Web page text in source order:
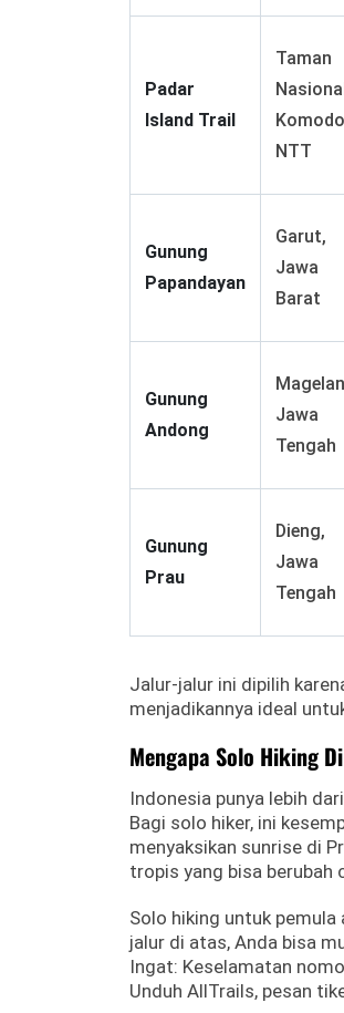
Padar
Island Trail
Taman
NTT
Gunung
Papandayan
Garut,
Jawa
Barat
Gunung
Andong
Jawa
Tengah
Gunung
Prau
Dieng,
Jawa
Tengah
Jalur-jalur ini dipilih
menjadikannya ideal
Mengapa Solo Hiking
Indonesia punya lebih
Bagi solo hiker, ini
menyaksikan sunrise di
tropis yang bisa berubah
Solo hiking untuk pemula
jalur di atas, Anda bisa
Ingat: Keselamatan
Unduh AllTrails, pesan